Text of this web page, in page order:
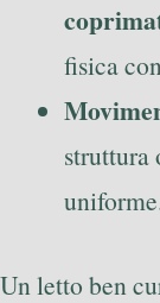
fisica
struttura
Un letto ben